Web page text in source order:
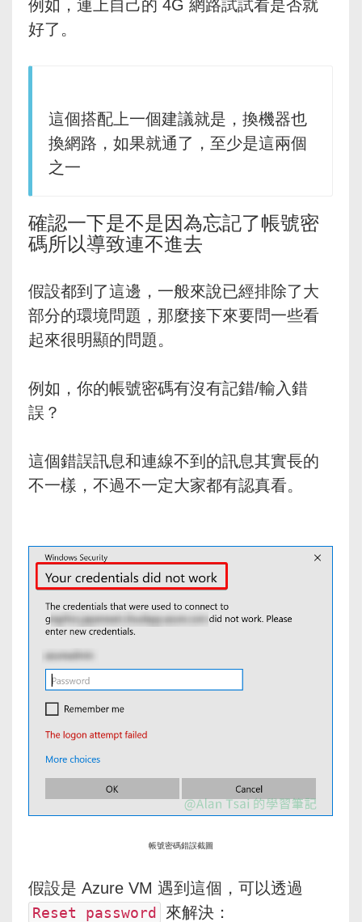
例如，連上自己的 4G 網路試試看是否就
好了。
這個搭配上一個建議就是，換機器也
換網路，如果就通了，至少是這兩個
之一
確認一下是不是因為忘記了帳號密
碼所以導致連不進去
假設都到了這邊，一般來說已經排除了大
部分的環境問題，那麼接下來要問一些看
起來很明顯的問題。
例如，你的帳號密碼有沒有記錯/輸入錯
誤？
這個錯誤訊息和連線不到的訊息其實長的
不一樣，不過不一定大家都有認真看。
帳號密碼錯誤截圖
假設是 Azure VM 遇到這個，可以透過
Reset password ​ 來解決：